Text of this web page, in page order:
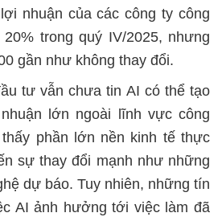
nhuận của các công ty công
trong quý IV/2025, nhưng
gần như không thay đổi.
tư vẫn chưa tin AI có thể tạo
lớn ngoài lĩnh vực công
phần lớn nền kinh tế thực
sự thay đổi mạnh như những
dự báo. Tuy nhiên, những tín
AI ảnh hưởng tới việc làm đã